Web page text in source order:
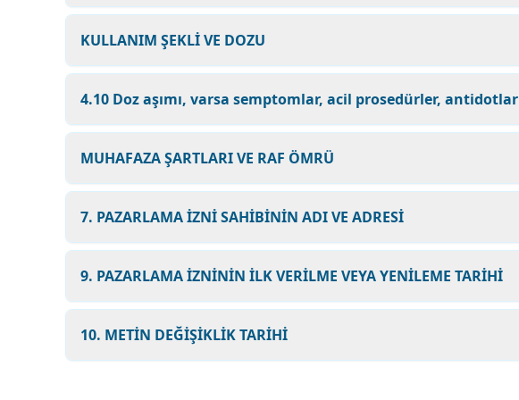
KULLANIM ŞEKLİ VE DOZU
4.10 Doz aşımı, varsa semptomlar, acil prosedürler, antidotlar
MUHAFAZA ŞARTLARI VE RAF ÖMRÜ
7. PAZARLAMA İZNİ SAHİBİNİN ADI VE ADRESİ
9. PAZARLAMA İZNİNİN İLK VERİLME VEYA YENİLEME TARİHİ
10. METİN DEĞİŞİKLİK TARİHİ